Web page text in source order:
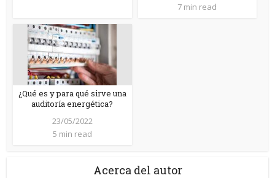
7 min read
¿Qué es y para qué sirve una
auditoría energética?
23/05/2022
5 min read
Acerca del autor